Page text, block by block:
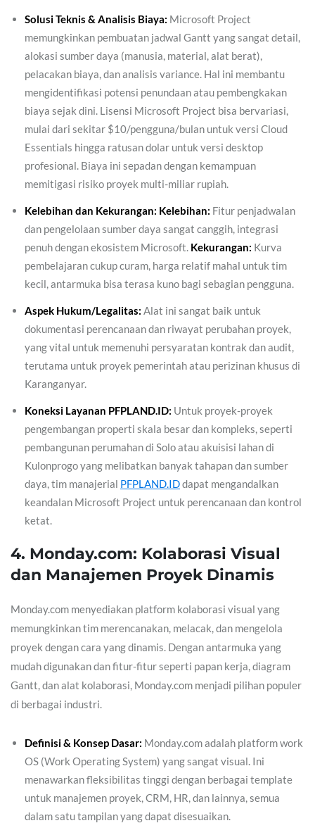
Solusi Teknis & Analisis Biaya: Microsoft Project
memungkinkan pembuatan jadwal Gantt yang sangat detail,
alokasi sumber daya (manusia, material, alat berat),
pelacakan biaya, dan analisis variance. Hal ini membantu
mengidentifikasi potensi penundaan atau pembengkakan
biaya sejak dini. Lisensi Microsoft Project bisa bervariasi,
mulai dari sekitar $10/pengguna/bulan untuk versi Cloud
Essentials hingga ratusan dolar untuk versi desktop
profesional. Biaya ini sepadan dengan kemampuan
memitigasi risiko proyek multi-miliar rupiah.
Kelebihan dan Kekurangan: Kelebihan: Fitur penjadwalan
dan pengelolaan sumber daya sangat canggih, integrasi
penuh dengan ekosistem Microsoft. Kekurangan: Kurva
pembelajaran cukup curam, harga relatif mahal untuk tim
kecil, antarmuka bisa terasa kuno bagi sebagian pengguna.
Aspek Hukum/Legalitas: Alat ini sangat baik untuk
dokumentasi perencanaan dan riwayat perubahan proyek,
yang vital untuk memenuhi persyaratan kontrak dan audit,
terutama untuk proyek pemerintah atau perizinan khusus di
Karanganyar.
Koneksi Layanan PFPLAND.ID: Untuk proyek-proyek
pengembangan properti skala besar dan kompleks, seperti
pembangunan perumahan di Solo atau akuisisi lahan di
Kulonprogo yang melibatkan banyak tahapan dan sumber
daya, tim manajerial PFPLAND.IDdapat mengandalkan
keandalan Microsoft Project untuk perencanaan dan kontrol
ketat.
4. Monday.com: Kolaborasi Visual
dan Manajemen Proyek Dinamis
Monday.com menyediakan platform kolaborasi visual yang
memungkinkan tim merencanakan, melacak, dan mengelola
proyek dengan cara yang dinamis. Dengan antarmuka yang
mudah digunakan dan fitur-fitur seperti papan kerja, diagram
Gantt, dan alat kolaborasi, Monday.com menjadi pilihan populer
di berbagai industri.
Definisi & Konsep Dasar: Monday.com adalah platform work
OS (Work Operating System) yang sangat visual. Ini
menawarkan fleksibilitas tinggi dengan berbagai template
untuk manajemen proyek, CRM, HR, dan lainnya, semua
dalam satu tampilan yang dapat disesuaikan.